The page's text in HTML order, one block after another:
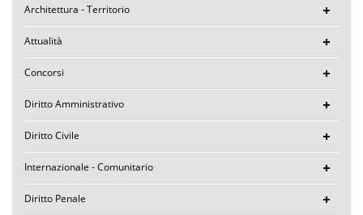
Architettura - Territorio
Attualità
Concorsi
Diritto Amministrativo
Diritto Civile
Internazionale - Comunitario
Diritto Penale